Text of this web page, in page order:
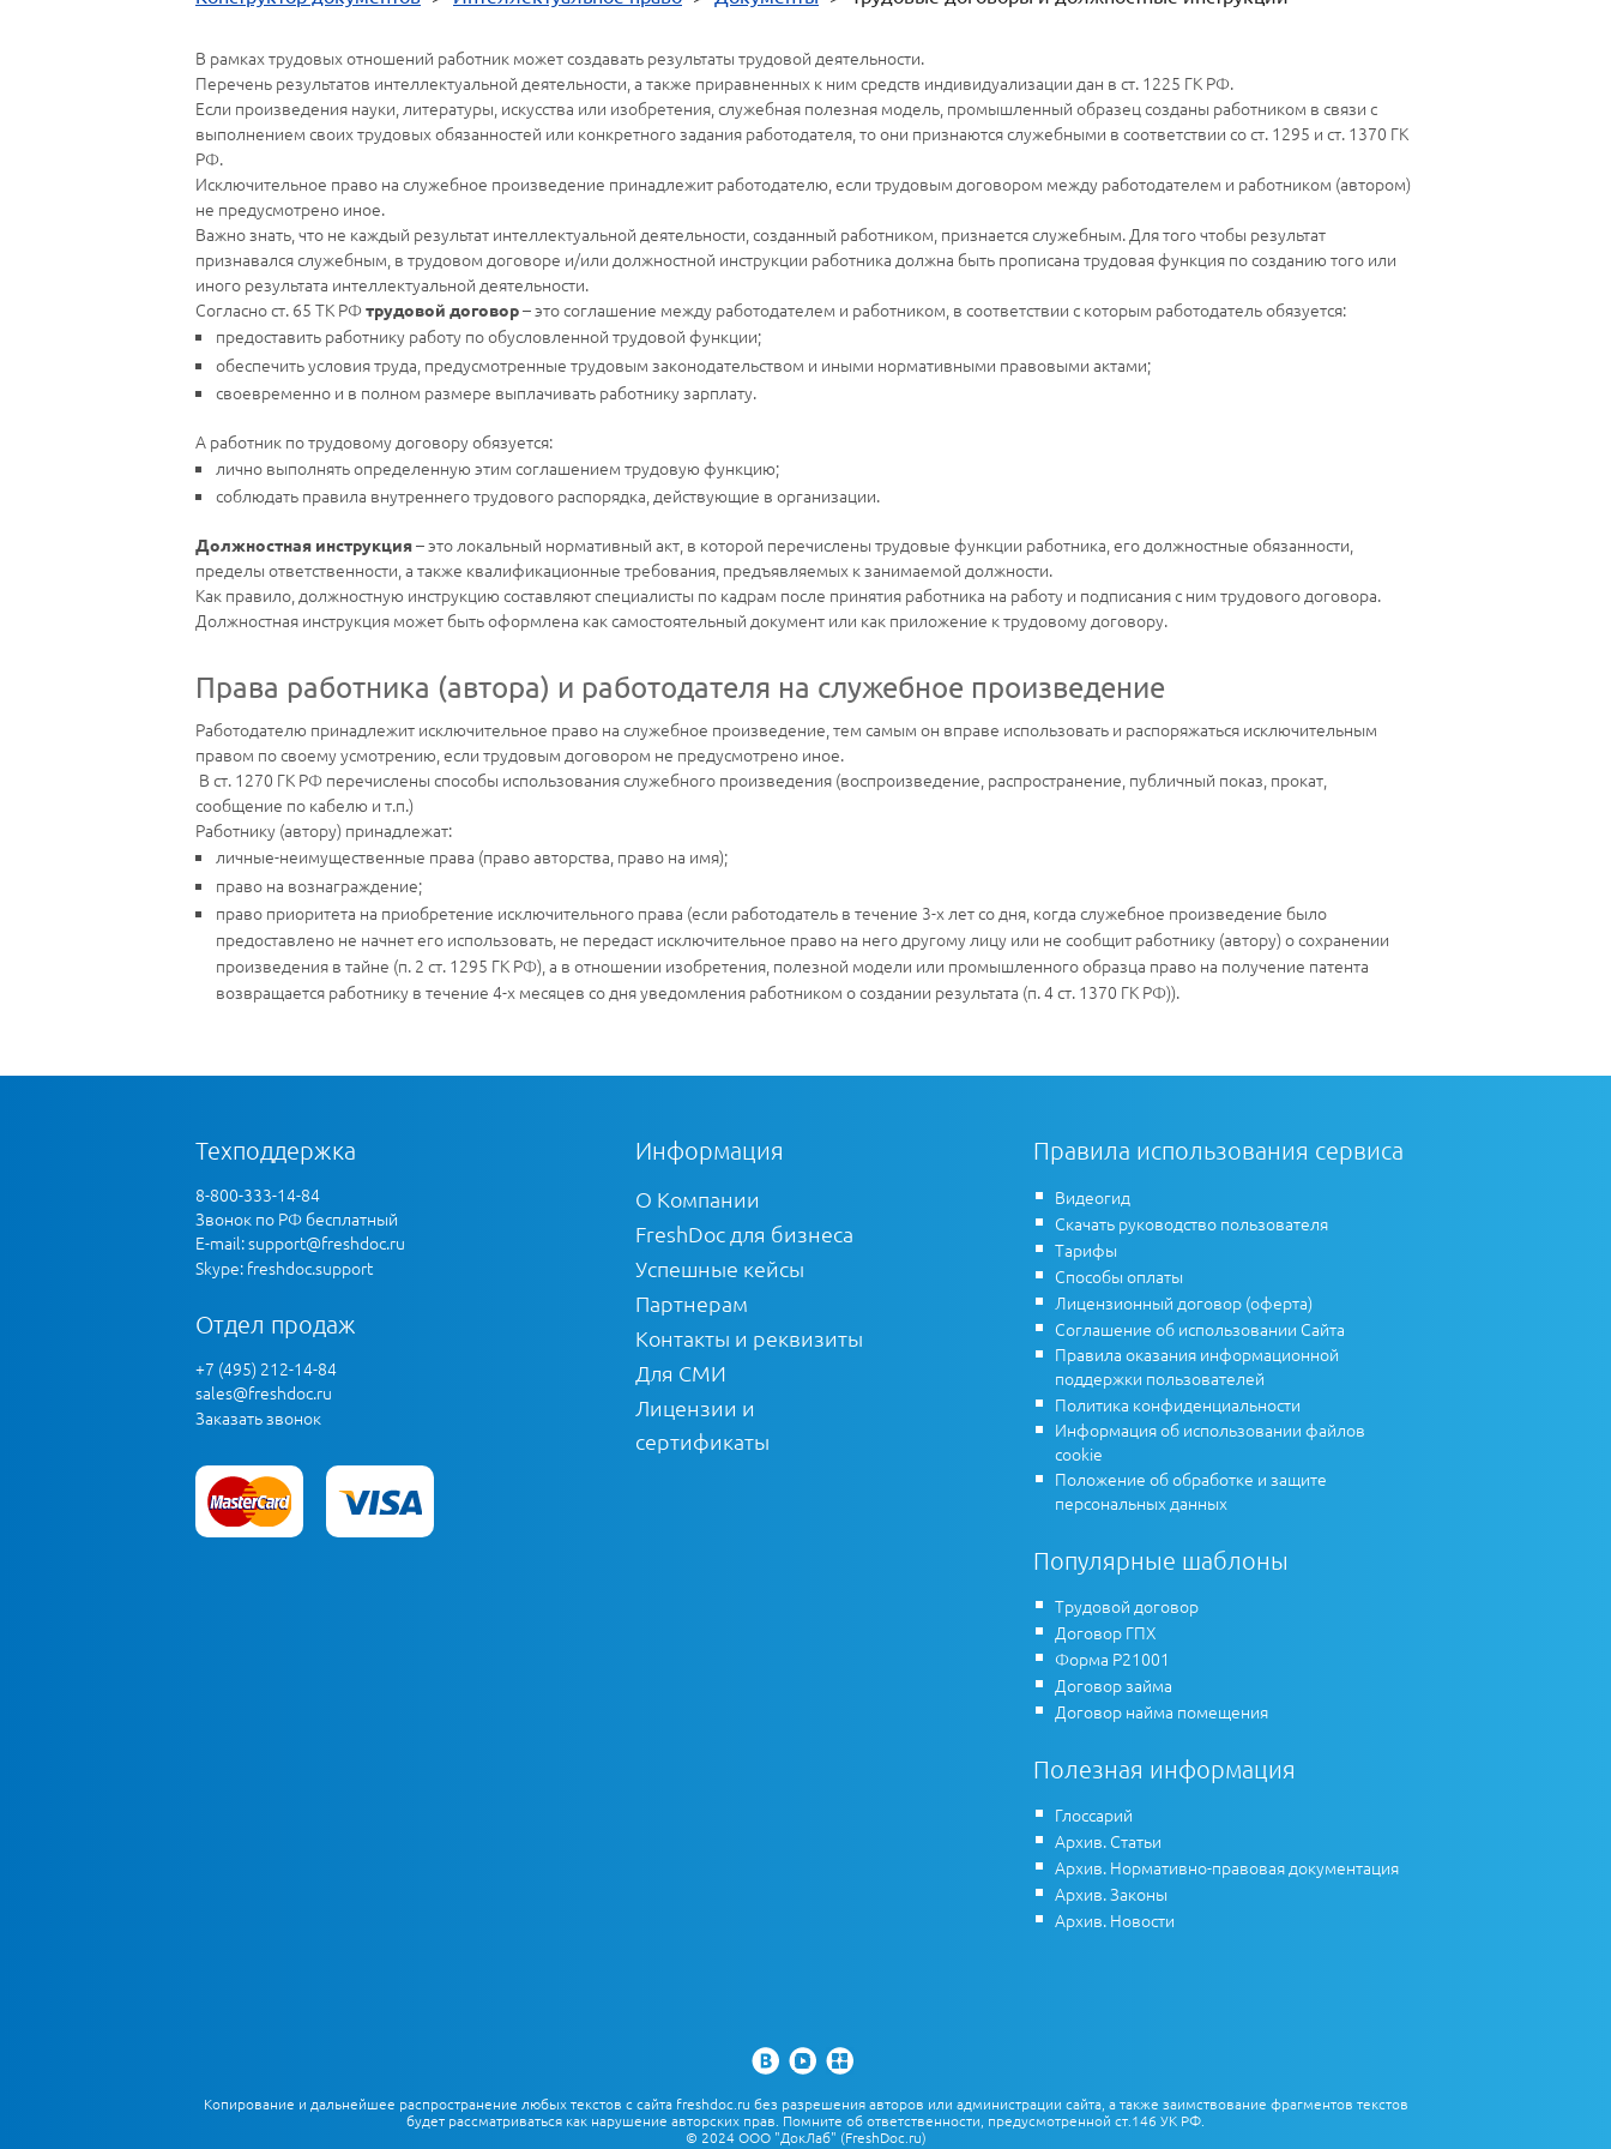
В рамках трудовых отношений работник может создавать результаты трудовой деятельности.
Перечень результатов интеллектуальной деятельности, а также приравненных к ним средств индивидуализации дан в ст. 1225 ГК РФ.
Если произведения науки, литературы, искусства или изобретения, служебная полезная модель, промышленный образец созданы работником в связи с
выполнением своих трудовых обязанностей или конкретного задания работодателя, то они признаются служебными в соответствии со ст. 1295 и ст. 1370 ГК
РФ.
Исключительное право на служебное произведение принадлежит работодателю, если трудовым договором между работодателем и работником (автором)
не предусмотрено иное.
Важно знать, что не каждый результат интеллектуальной деятельности, созданный работником, признается служебным. Для того чтобы результат
признавался служебным, в трудовом договоре и/или должностной инструкции работника должна быть прописана трудовая функция по созданию того или
иного результата интеллектуальной деятельности.
Согласно ст. 65 ТК РФ трудовой договор– это соглашение между работодателем и работником, в соответствии с которым работодатель обязуется:
предоставить работнику работу по обусловленной трудовой функции;
обеспечить условия труда, предусмотренные трудовым законодательством и иными нормативными правовыми актами;
своевременно и в полном размере выплачивать работнику зарплату.
А работник по трудовому договору обязуется:
лично выполнять определенную этим соглашением трудовую функцию;
соблюдать правила внутреннего трудового распорядка, действующие в организации.
Должностная инструкция– это локальный нормативный акт, в которой перечислены трудовые функции работника, его должностные обязанности,
пределы ответственности, а также квалификационные требования, предъявляемых к занимаемой должности.
Как правило, должностную инструкцию составляют специалисты по кадрам после принятия работника на работу и подписания с ним трудового договора.
Должностная инструкция может быть оформлена как самостоятельный документ или как приложение к трудовому договору.
Права работника (автора) и работодателя на служебное произведение
Работодателю принадлежит исключительное право на служебное произведение, тем самым он вправе использовать и распоряжаться исключительным
правом по своему усмотрению, если трудовым договором не предусмотрено иное.
В ст. 1270 ГК РФ перечислены способы использования служебного произведения (воспроизведение, распространение, публичный показ, прокат,
сообщение по кабелю и т.п.)
Работнику (автору) принадлежат:
личные-неимущественные права (право авторства, право на имя);
право на вознаграждение;
право приоритета на приобретение исключительного права (если работодатель в течение 3-х лет со дня, когда служебное произведение было
предоставлено не начнет его использовать, не передаст исключительное право на него другому лицу или не сообщит работнику (автору) о сохранении
произведения в тайне (п. 2 ст. 1295 ГК РФ), а в отношении изобретения, полезной модели или промышленного образца право на получение патента
возвращается работнику в течение 4-х месяцев со дня уведомления работником о создании результата (п. 4 ст. 1370 ГК РФ)).
Техподдержка
8-800-333-14-84
Звонок по РФ бесплатный
E-mail:support@freshdoc.ru
Skype: freshdoc.support
Отдел продаж
+7 (495) 212-14-84
sales@freshdoc.ru
Заказать звонок
Информация
О Компании
FreshDoc для бизнеса
Успешные кейсы
Партнерам
Контакты и реквизиты
Для СМИ
Лицензии и
сертификаты
Правила использования сервиса
Видеогид
Скачать руководство пользователя
Тарифы
Способы оплаты
Лицензионный договор (оферта)
Соглашение об использовании Сайта
Правила оказания информационной
поддержки пользователей
Политика конфиденциальности
Информация об использовании файлов
cookie
Положение об обработке и защите
персональных данных
Популярные шаблоны
Трудовой договор
Договор ГПХ
Форма Р21001
Договор займа
Договор найма помещения
Полезная информация
Глоссарий
Архив. Статьи
Архив. Нормативно-правовая документация
Архив. Законы
Архив. Новости
Копирование и дальнейшее распространение любых текстов с сайта freshdoc.ru без разрешения авторов или администрации сайта, а также заимствование фрагментов текстов
будет рассматриваться как нарушение авторских прав. Помните об ответственности, предусмотренной ст.146 УК РФ.
© 2024 ООО "ДокЛаб" (FreshDoc.ru)